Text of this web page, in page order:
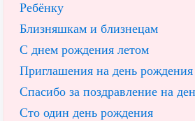
Ребёнку
Близняшкам и близнецам
С днем рождения летом
Приглашения на день рождения
Спасибо за поздравление на
Сто один день рождения